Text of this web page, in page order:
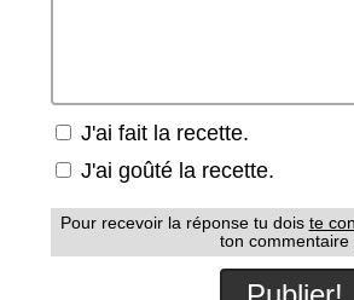
J'ai fait la recette.
J'ai goûté la recette.
Pour recevoir la réponse tu dois te
ton commentaire